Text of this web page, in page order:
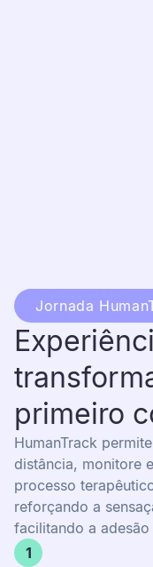
Jornada
primeiro
HumanTrack
distância, monitore
processo
reforçando a
facilitando a
1